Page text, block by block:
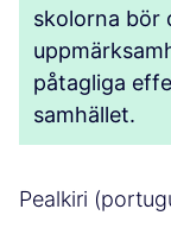
skolorna bör
påtagliga
samhället.
Pealkiri